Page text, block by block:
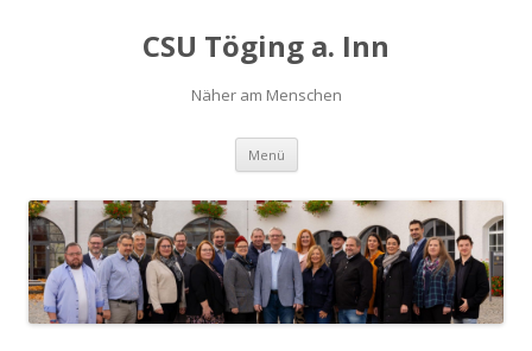
CSU Töging a. Inn
Näher am Menschen
Menü Springe
Inhalt